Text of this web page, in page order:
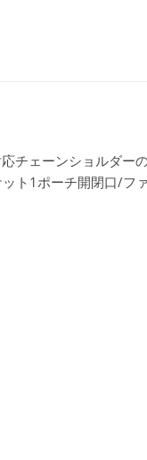
チェーンショルダー
ト1ポーチ開閉口/フ